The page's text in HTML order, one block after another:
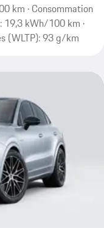
km · Consommation
19,3 kWh/100 km ·
(WLTP): 93 g/km